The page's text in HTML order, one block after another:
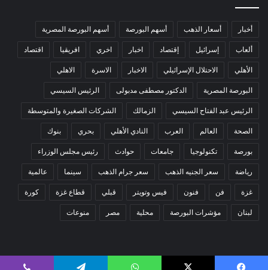
أخبار أسعار الذهب أسهم البورصة أسهم البورصة المصرية
ألعاب إسرائيل إقتصاد اخبار اخري افريقيا اقتصاد
الأهلي الاحتلال الإسرائيلي الاخبار الاسرة الاهلي
البورصة المصرية الدكتور مصطفى مدبولى الرئيس السيسي
الرئيس عبد الفتاح السيسي الزمالك الشركات الصغيرة والمتوسطة
الصحة العالم العرب النادي الأهلي بحري بنوك
بورصة تكنولوجيا جامعات حوادث رئيس مجلس الوزراء
رياضة سعر الجنيه الذهب سعر جرام الذهب سينما عالمية
غزة فن فنون فيس وتويتر قبلي قطاع غزة كورة
لبنان مؤشرات البورصة محلية مصر منوعات